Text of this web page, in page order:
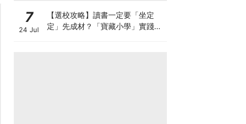
7
24 Jul
【選校攻略】讀書一定要「坐定
定」先成材？「寶藏小學」實踐動